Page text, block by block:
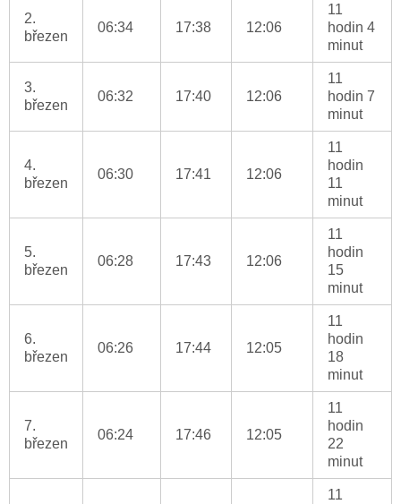
2.
březen
06:34 17:38 12:06
11
hodin 4
minut
3.
březen
06:32 17:40 12:06
11
hodin 7
minut
4.
březen
06:30 17:41 12:06
11
hodin
11
minut
5.
březen
06:28 17:43 12:06
11
hodin
15
minut
6.
březen
06:26 17:44 12:05
11
hodin
18
minut
7.
březen
06:24 17:46 12:05
11
hodin
22
minut
11